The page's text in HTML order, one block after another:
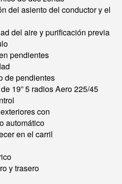
del asiento del conductor y el
del aire y purificación previa
pendientes
de pendientes
19” 5 radios Aero 225/45
con
automático
en el carril
y trasero